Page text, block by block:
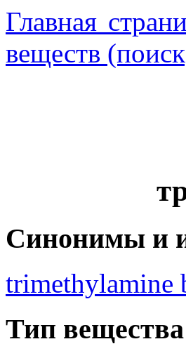
Главная
веществ
Синонимы и
trimethylamine
Тип